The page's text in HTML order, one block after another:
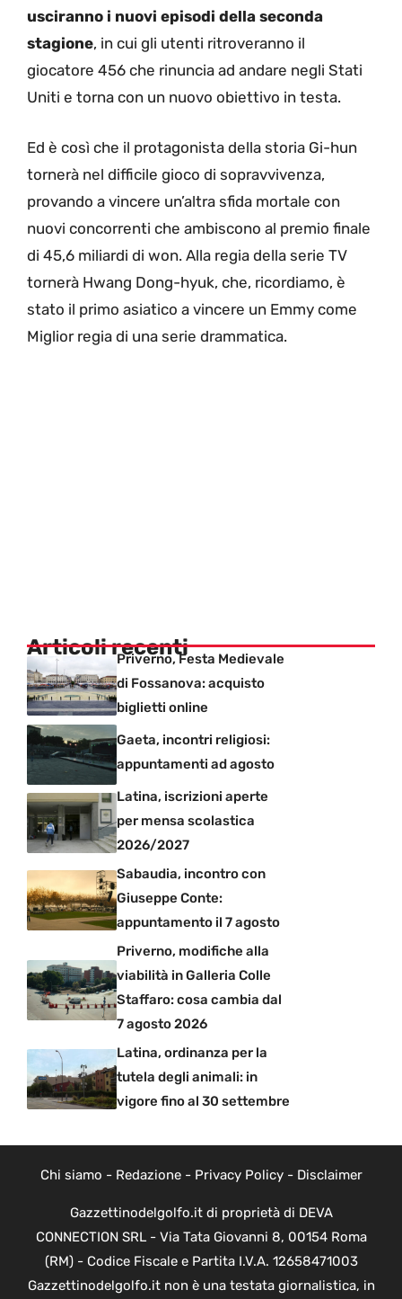
usciranno i nuovi episodi della seconda
stagione, in cui gli utenti ritroveranno il
giocatore 456 che rinuncia ad andare negli Stati
Uniti e torna con un nuovo obiettivo in testa.
Ed è così che il protagonista della storia Gi-hun
tornerà nel difficile gioco di sopravvivenza,
provando a vincere un’altra sfida mortale con
nuovi concorrenti che ambiscono al premio finale
di 45,6 miliardi di won. Alla regia della serie TV
tornerà Hwang Dong-hyuk, che, ricordiamo, è
stato il primo asiatico a vincere un Emmy come
Miglior regia di una serie drammatica.
Articoli recentiPriverno, Festa Medievale
di Fossanova: acquisto
biglietti online
Gaeta, incontri religiosi:
appuntamenti ad agosto
Latina, iscrizioni aperte
per mensa scolastica
2026/2027
Sabaudia, incontro con
Giuseppe Conte:
appuntamento il 7 agosto
Priverno, modifiche alla
viabilità in Galleria Colle
Staffaro: cosa cambia dal
7 agosto 2026
Latina, ordinanza per la
tutela degli animali: in
vigore fino al 30 settembre
Chi siamo - Redazione- Privacy Policy- Disclaimer
Gazzettinodelgolfo.it di proprietà di DEVA
CONNECTION SRL - Via Tata Giovanni 8, 00154 Roma
(RM) - Codice Fiscale e Partita I.V.A. 12658471003
Gazzettinodelgolfo.it non è una testata giornalistica, in